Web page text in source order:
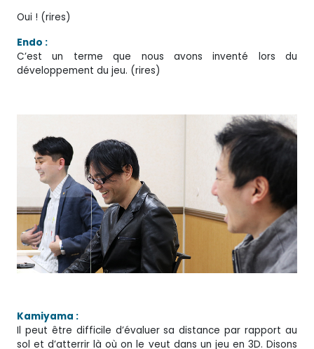
Oui ! (rires)
Endo :
C’est un terme que nous avons inventé lors du
développement du jeu. (rires)
Kamiyama :
Il peut être difficile d’évaluer sa distance par rapport au
sol et d’atterrir là où on le veut dans un jeu en 3D. Disons